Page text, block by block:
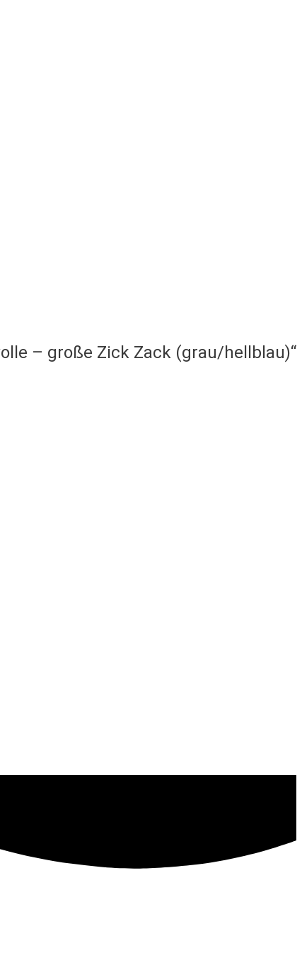
– große Zick Zack (grau/hellblau)“